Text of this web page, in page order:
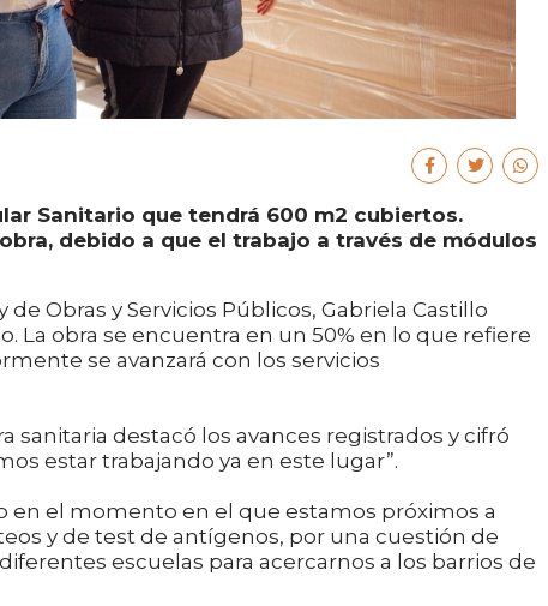
Sanitario que tendrá 600 m2 cubiertos.
debido a que el trabajo a través de módulos
Obras y Servicios Públicos, Gabriela Castillo
La obra se encuentra en un 50% en lo que refiere
se avanzará con los servicios
sanitaria destacó los avances registrados y cifró
estar trabajando ya en este lugar”.
en el momento en el que estamos próximos a
y de test de antígenos, por una cuestión de
escuelas para acercarnos a los barrios de